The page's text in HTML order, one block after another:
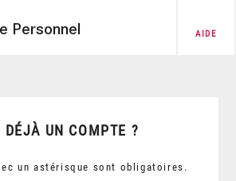
Personnel AIDE
DÉJÀ UN COMPTE ?
un astérisque sont obligatoires.